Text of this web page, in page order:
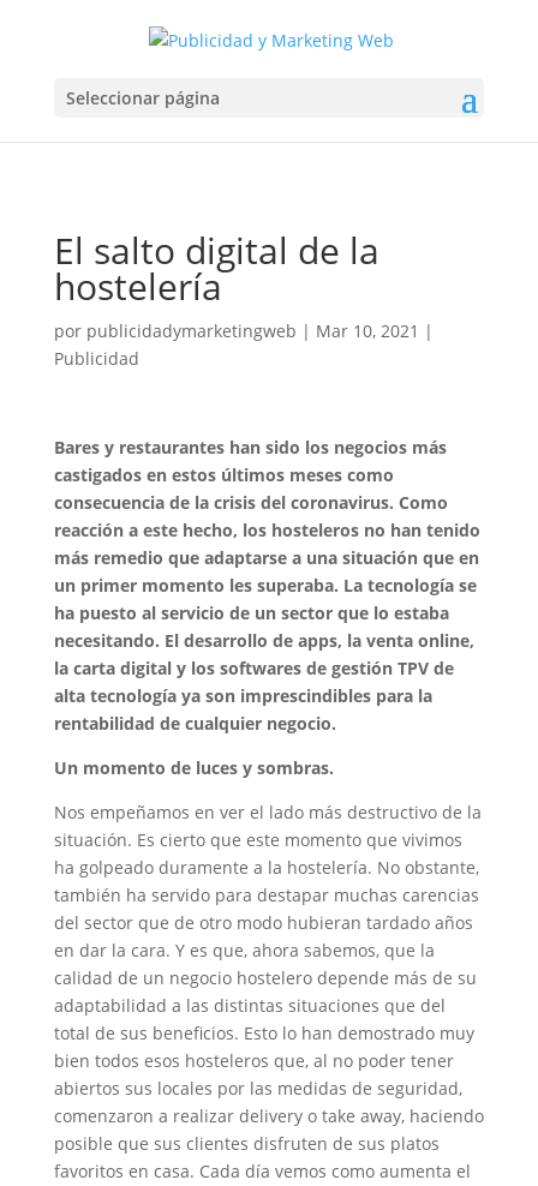
Seleccionar página
El salto digital de la
hostelería
por publicidadymarketingweb | Mar 10, 2021 |
Publicidad
Bares y restaurantes han sido los negocios más
castigados en estos últimos meses como
consecuencia de la crisis del coronavirus. Como
reacción a este hecho, los hosteleros no han tenido
más remedio que adaptarse a una situación que en
un primer momento les superaba. La tecnología se
ha puesto al servicio de un sector que lo estaba
necesitando. El desarrollo de apps, la venta online,
la carta digital y los softwares de gestión TPV de
alta tecnología ya son imprescindibles para la
rentabilidad de cualquier negocio.
Un momento de luces y sombras.
Nos empeñamos en ver el lado más destructivo de la
situación. Es cierto que este momento que vivimos
ha golpeado duramente a la hostelería. No obstante,
también ha servido para destapar muchas carencias
del sector que de otro modo hubieran tardado años
en dar la cara. Y es que, ahora sabemos, que la
calidad de un negocio hostelero depende más de su
adaptabilidad a las distintas situaciones que del
total de sus beneficios. Esto lo han demostrado muy
bien todos esos hosteleros que, al no poder tener
abiertos sus locales por las medidas de seguridad,
comenzaron a realizar delivery o take away, haciendo
posible que sus clientes disfruten de sus platos
favoritos en casa. Cada día vemos como aumenta el